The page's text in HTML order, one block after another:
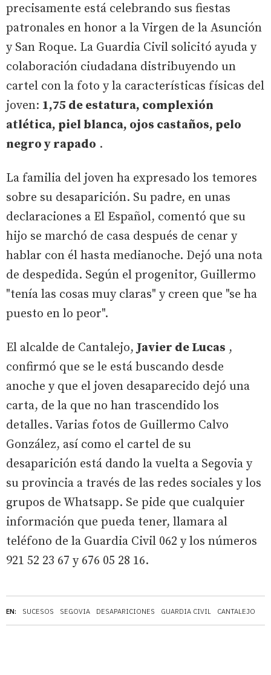
EN: SUCESOS SEGOVIA DESAPARICIONES GUARDIA CIVIL CANTALEJO
precisamente está celebrando sus fiestas
patronales en honor a la Virgen de la Asunción
y San Roque. La Guardia Civil solicitó ayuda y
colaboración ciudadana distribuyendo un
cartel con la foto y la características físicas del
joven: 1,75 de estatura, complexión
atlética, piel blanca, ojos castaños, pelo
negro y rapado .
La familia del joven ha expresado los temores
sobre su desaparición. Su padre, en unas
declaraciones a El Español, comentó que su
hijo se marchó de casa después de cenar y
hablar con él hasta medianoche. Dejó una nota
de despedida. Según el progenitor, Guillermo
"tenía las cosas muy claras" y creen que "se ha
puesto en lo peor".
El alcalde de Cantalejo, Javier de Lucas ,
confirmó que se le está buscando desde
anoche y que el joven desaparecido dejó una
carta, de la que no han trascendido los
detalles. Varias fotos de Guillermo Calvo
González, así como el cartel de su
desaparición está dando la vuelta a Segovia y
su provincia a través de las redes sociales y los
grupos de Whatsapp. Se pide que cualquier
información que pueda tener, llamara al
teléfono de la Guardia Civil 062 y los números
921 52 23 67 y 676 05 28 16.